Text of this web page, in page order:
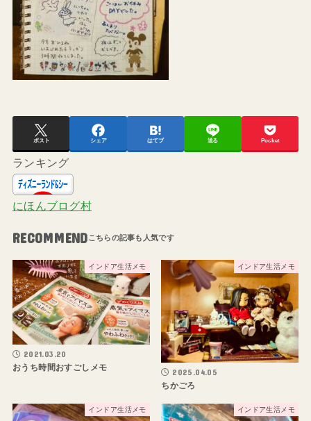
ポスト シェア はてブ 送る Pocket
ランキング
にほんブログ村
RECOMMEND
インドア生活メモ
2021.03.20
おうち時間おすごしメモ
インドア生活メモ
2025.04.05
ちかごろ
インドア生活メモ インドア生活メモ